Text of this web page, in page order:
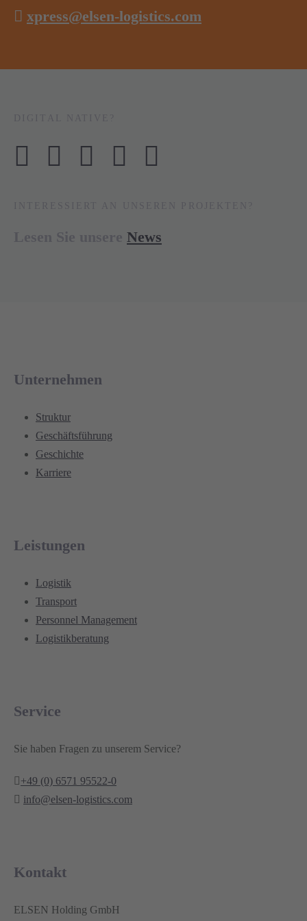
xpress@elsen-logistics.com
News
Unternehmen
Struktur
Geschäftsführung
Geschichte
Karriere
Leistungen
Logistik
Transport
Personnel Management
Logistikberatung
Service
Sie haben Fragen zu unserem Service?
+49 (0) 6571 95522-0
info@elsen-logistics.com
Kontakt
ELSEN Holding GmbH